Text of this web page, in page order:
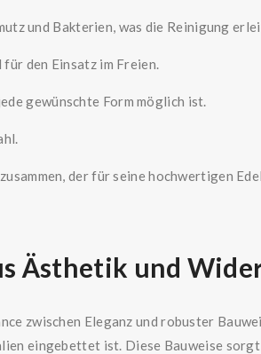
und Bakterien, was die Reinigung
den Einsatz im Freien.
gewünschte Form möglich ist.
zusammen, der für seine hochwertigen
Ästhetik und
zwischen Eleganz und robuster
eingebettet ist. Diese Bauweise